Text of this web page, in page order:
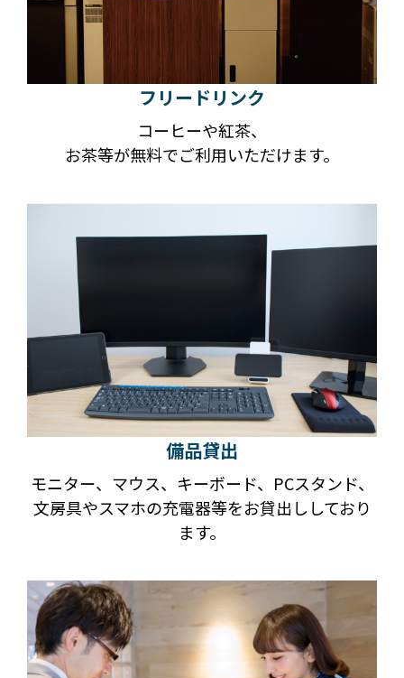
フリードリンク
コーヒーや紅茶、
お茶等が無料でご利用いただけます。
備品貸出
モニター、マウス、キーボード、PCスタンド、
文房具やスマホの充電器等をお貸出ししており
ます。